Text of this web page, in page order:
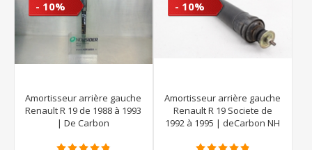
- 10%
Amortisseur arrière gauche
Renault R 19 de 1988 à 1993
| De Carbon
- 10%
Amortisseur arrière gauche
Renault R 19 Societe de
1992 à 1995 | deCarbon NH